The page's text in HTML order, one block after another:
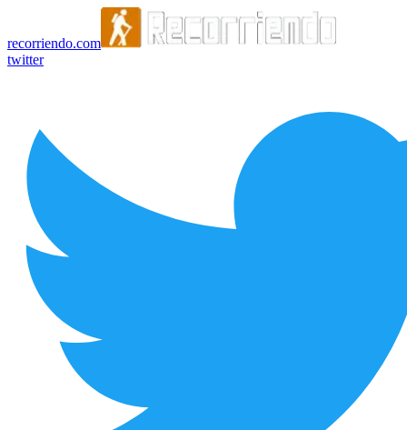
recorriendo.com
twitter